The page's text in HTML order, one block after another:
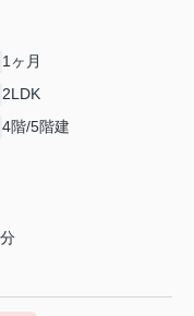
1ヶ月
2LDK
4階/5階建